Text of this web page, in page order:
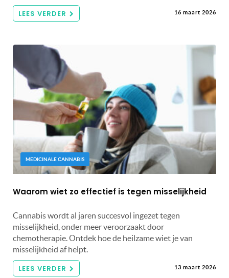
LEES VERDER 16 maart 2026
MEDICINALE CANNABIS
Waarom wiet zo effectief is tegen misselijkheid
Cannabis wordt al jaren succesvol ingezet tegen
misselijkheid, onder meer veroorzaakt door
chemotherapie. Ontdek hoe de heilzame wiet je van
misselijkheid af helpt.
LEES VERDER 13 maart 2026